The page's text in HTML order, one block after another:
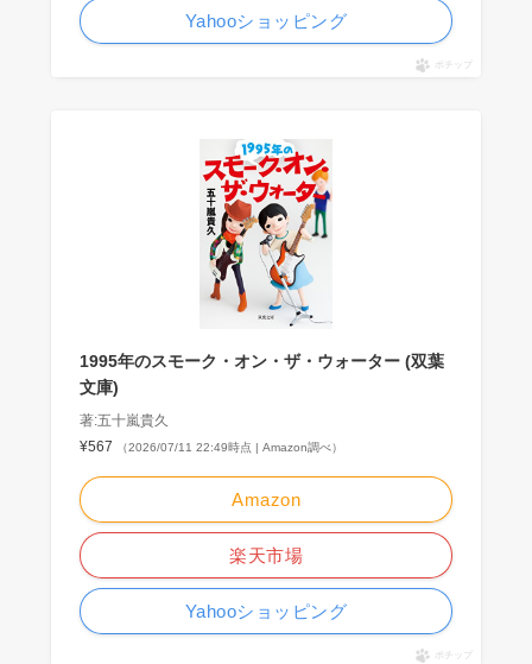
Yahooショッピング
ポチップ
1995年のスモーク・オン・ザ・ウォーター (双葉
文庫)
著:五十嵐貴久
¥567
（2026/07/11 22:49時点 | Amazon調べ）
Amazon
楽天市場
Yahooショッピング
ポチップ